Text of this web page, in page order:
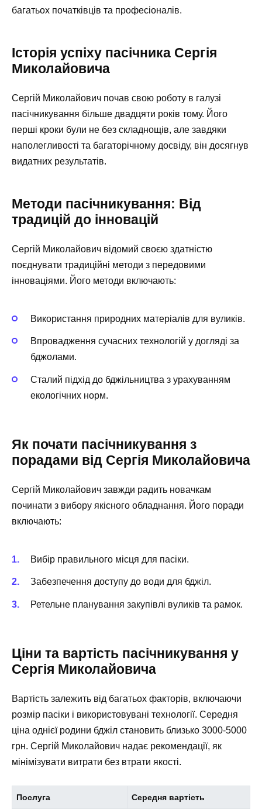
багатьох початківців та професіоналів.
Історія успіху пасічника Сергія
Миколайовича
Сергій Миколайович почав свою роботу в галузі
пасічникування більше двадцяти років тому. Його
перші кроки були не без складнощів, але завдяки
наполегливості та багаторічному досвіду, він досягнув
видатних результатів.
Методи пасічникування: Від
традицій до інновацій
Сергій Миколайович відомий своєю здатністю
поєднувати традиційні методи з передовими
інноваціями. Його методи включають:
Використання природних матеріалів для вуликів.
Впровадження сучасних технологій у догляді за
бджолами.
Сталий підхід до бджільництва з урахуванням
екологічних норм.
Як почати пасічникування з
порадами від Сергія Миколайовича
Сергій Миколайович завжди радить новачкам
починати з вибору якісного обладнання. Його поради
включають:
Вибір правильного місця для пасіки.
Забезпечення доступу до води для бджіл.
Ретельне планування закупівлі вуликів та рамок.
Ціни та вартість пасічникування у
Сергія Миколайовича
Вартість залежить від багатьох факторів, включаючи
розмір пасіки і використовувані технології. Середня
ціна однієї родини бджіл становить близько 3000-5000
грн. Сергій Миколайович надає рекомендації, як
мінімізувати витрати без втрати якості.
Послуга Середня вартість